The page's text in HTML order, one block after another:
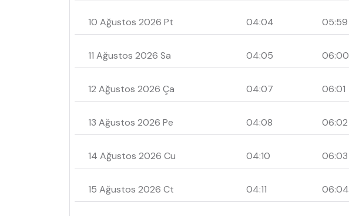
10 Ağustos 2026 Pt 04:04 05:59
11 Ağustos 2026 Sa 04:05 06:00
12 Ağustos 2026 Ça 04:07 06:01
13 Ağustos 2026 Pe 04:08 06:02
14 Ağustos 2026 Cu 04:10 06:03
15 Ağustos 2026 Ct 04:11 06:04